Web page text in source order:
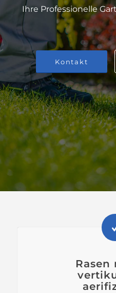
Ihre Professionelle
Kontakt
Rasen